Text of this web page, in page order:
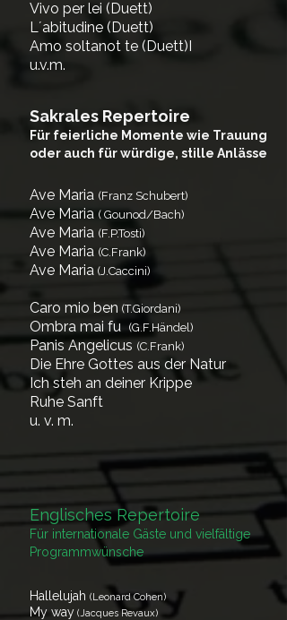
Vivo per lei (Duett)
L´abitudine (Duett)
Amo soltanot te (Duett)I
u.v.m.
Sakrales Repertoire
Für feierliche Momente wie Trauung
oder auch für würdige, stille Anlässe
Ave Maria (Franz Schubert)
Ave Maria ( Gounod/Bach)
Ave Maria (F.P.Tosti)
Ave Maria (C.Frank)
Ave Maria (J.Caccini)
Caro mio ben (T.Giordani)
Ombra mai fu (G.F.Händel)
Panis Angelicus (C.Frank)
Die Ehre Gottes aus der Natur
Ich steh an deiner Krippe
Ruhe Sanft
u. v. m.
Englisches Repertoire
Für internationale Gäste und vielfältige
Programmwünsche
Hallelujah (Leonard Cohen)
My way (Jacques Revaux)